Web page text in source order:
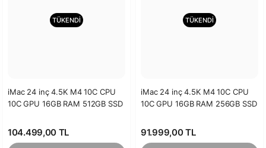
TÜKENDİ
iMac 24 inç 4.5K M4 10C CPU
10C GPU 16GB RAM 512GB SSD
104.499,00 TL
TÜKENDİ
iMac 24 inç 4.5K M4 10C CPU
10C GPU 16GB RAM 256GB SSD
91.999,00 TL